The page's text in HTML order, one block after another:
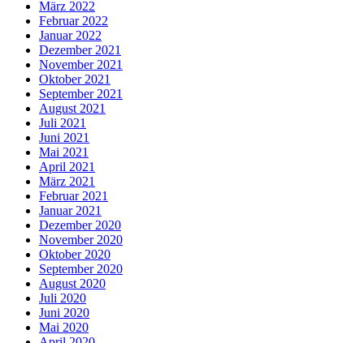
März 2022
Februar 2022
Januar 2022
Dezember 2021
November 2021
Oktober 2021
September 2021
August 2021
Juli 2021
Juni 2021
Mai 2021
April 2021
März 2021
Februar 2021
Januar 2021
Dezember 2020
November 2020
Oktober 2020
September 2020
August 2020
Juli 2020
Juni 2020
Mai 2020